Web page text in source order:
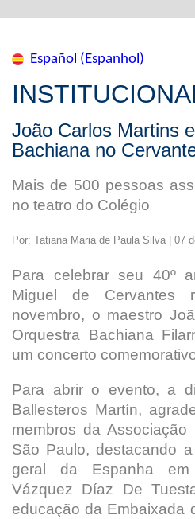
Español (Espanhol)
João Carlos Martins
Bachiana no
Mais de 500 pessoas
no teatro do Colégio
Por: Tatiana Maria de Paula Silva | 07
Para celebrar seu 40º
Miguel de Cervantes
novembro, o maestro
Orquestra Bachiana
um concerto
Para abrir o evento, a
Ballesteros Martín,
membros da
São Paulo, destacando
geral da Espanha
Vázquez Díaz De
educação da Embaixada